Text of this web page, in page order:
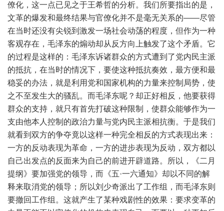
僚化，这一点已见之于王希哲的分析。我们所要指出的是，
文革的爆发和最终结果与官僚化并不是毫无关系的——尽管
在当时还没有尖锐到激发一场社会动荡的程度，但作为一种
客观存在，毛泽东的煽动却从反方向上触发了这个矛盾。它
的过程是这样的：毛泽东诉诸群众的方式遭到了党内民主派
的抵抗，在当时的情况下，要使这种抵抗奏效，最方便和最
稳妥的办法，就是利用党和国家机构的力量来控制局势，使
之不至发生大的骚乱。而毛泽东呢？却正好相反，他要获得
群众的支持，就只有首先打破这种限制，使群众能够作为一
支由他本人控制的政治力量与党内民主派相抗衡。于是我们
就看到双方的争夺竟以这样一种完全相反的方式表现出来：
一方的反动表现为革命，一方的进步表现为反动，双方都以
自己出发点的反面来为自己的前进开辟道路。所以，《二月
提纲》要加强党的领导，而《五·一六通知》却以不同的解
释来取消党的领导；所以刘少奇派出了工作组，而毛泽东则
要撤回工作组。这就产生了某种戏剧性的效果：要求变革的